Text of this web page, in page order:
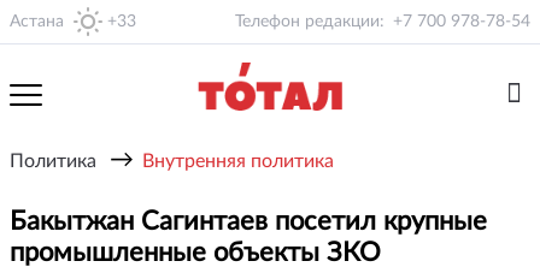
Астана +33 Телефон редакции: +7 700 978-78-54
Политика → Внутренняя политика
Бакытжан Сагинтаев посетил крупные
промышленные объекты ЗКО